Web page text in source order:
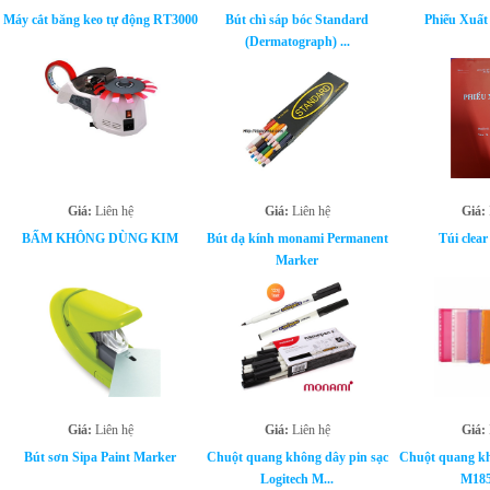
Máy cắt băng keo tự động RT3000
Giá: Liên hệ
Bút chì sáp bóc Standard
(Dermatograph) ...
Giá: Liên hệ
Phiếu
Giá:
BẤM KHÔNG DÙNG KIM
Giá: Liên hệ
Bút dạ kính monami Permanent
Marker
Giá: Liên hệ
Túi clear
Giá:
Bút sơn Sipa Paint Marker
Chuột quang không dây pin sạc
Logitech M...
Chuột quang